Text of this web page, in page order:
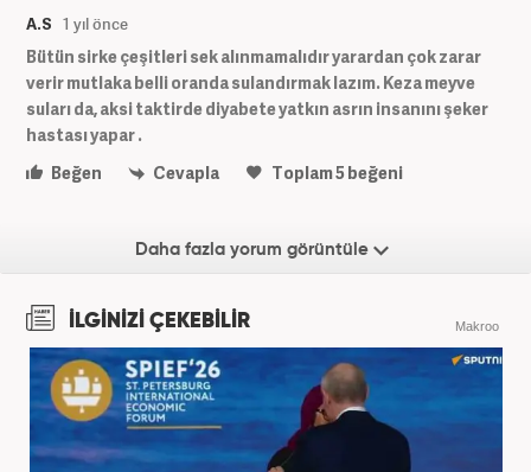
A.S 1 yıl önce
Bütün sirke çeşitleri sek alınmamalıdır yarardan çok zarar
verir mutlaka belli oranda sulandırmak lazım. Keza meyve
suları da, aksi taktirde diyabete yatkın asrın insanını şeker
hastası yapar .
Beğen
Cevapla Toplam5beğeni
Daha fazla yorum görüntüle
İLGİNİZİ ÇEKEBİLİR Makroo